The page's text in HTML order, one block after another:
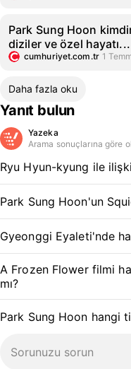
Park Sung Hoon
diziler ve özel hayatı...
cumhuriyet.com.tr 1
Daha fazla oku
Yanıt bulun
Yazeka
Arama sonuçlarına göre
Ryu Hyun-kyung ile
Park Sung Hoon'un
Gyeonggi Eyaleti'nde
A Frozen Flower filmi
mı?
Park Sung Hoon hangi